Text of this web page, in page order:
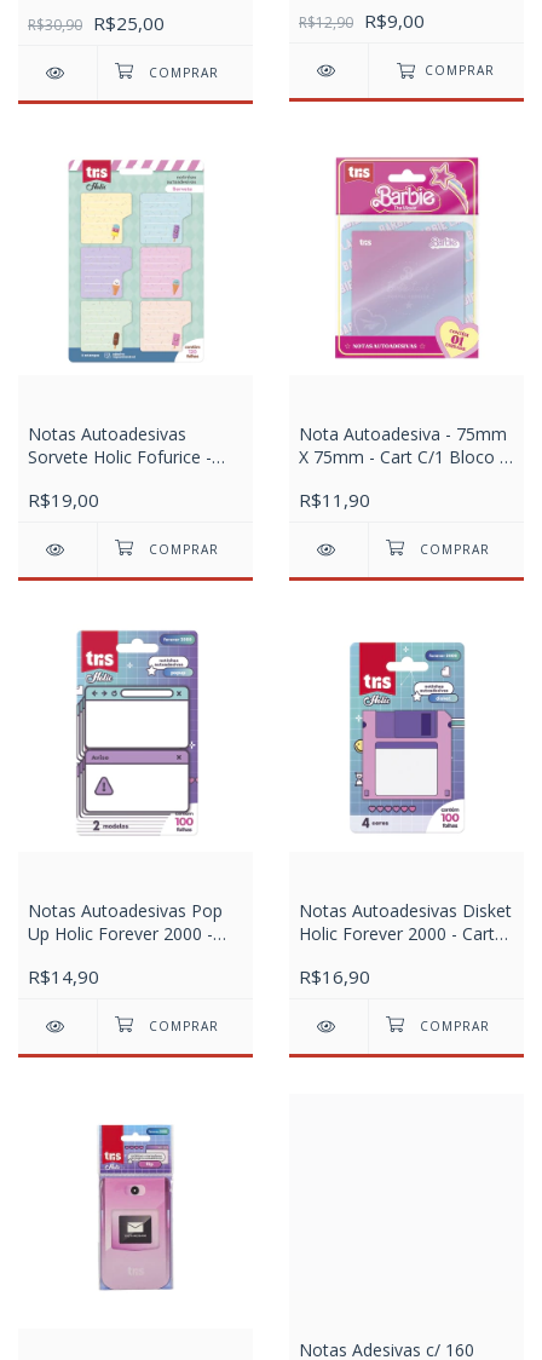
R$30,90 R$25,00 R$12,90 R$9,00
COMPRAR
Notas Autoadesivas
Sorvete Holic Fofurice -
Folhas
R$19,00
Nota Autoadesiva - 75mm
X 75mm - Cart C/1 Bloco X
R$11,90
Notas Autoadesivas Pop
Up Holic Forever 2000 -
R$14,90
Notas Autoadesivas Disket
Holic Forever 2000 - Cart
R$16,90
Notas Adesivas c/ 160